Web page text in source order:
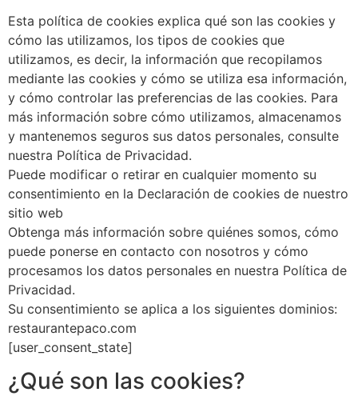
Esta política de cookies explica qué son las cookies y
cómo las utilizamos, los tipos de cookies que
utilizamos, es decir, la información que recopilamos
mediante las cookies y cómo se utiliza esa información,
y cómo controlar las preferencias de las cookies. Para
más información sobre cómo utilizamos, almacenamos
y mantenemos seguros sus datos personales, consulte
nuestra Política de Privacidad.
Puede modificar o retirar en cualquier momento su
consentimiento en la Declaración de cookies de nuestro
sitio web
Obtenga más información sobre quiénes somos, cómo
puede ponerse en contacto con nosotros y cómo
procesamos los datos personales en nuestra Política de
Privacidad.
Su consentimiento se aplica a los siguientes dominios:
restaurantepaco.com
[user_consent_state]
¿Qué son las cookies?